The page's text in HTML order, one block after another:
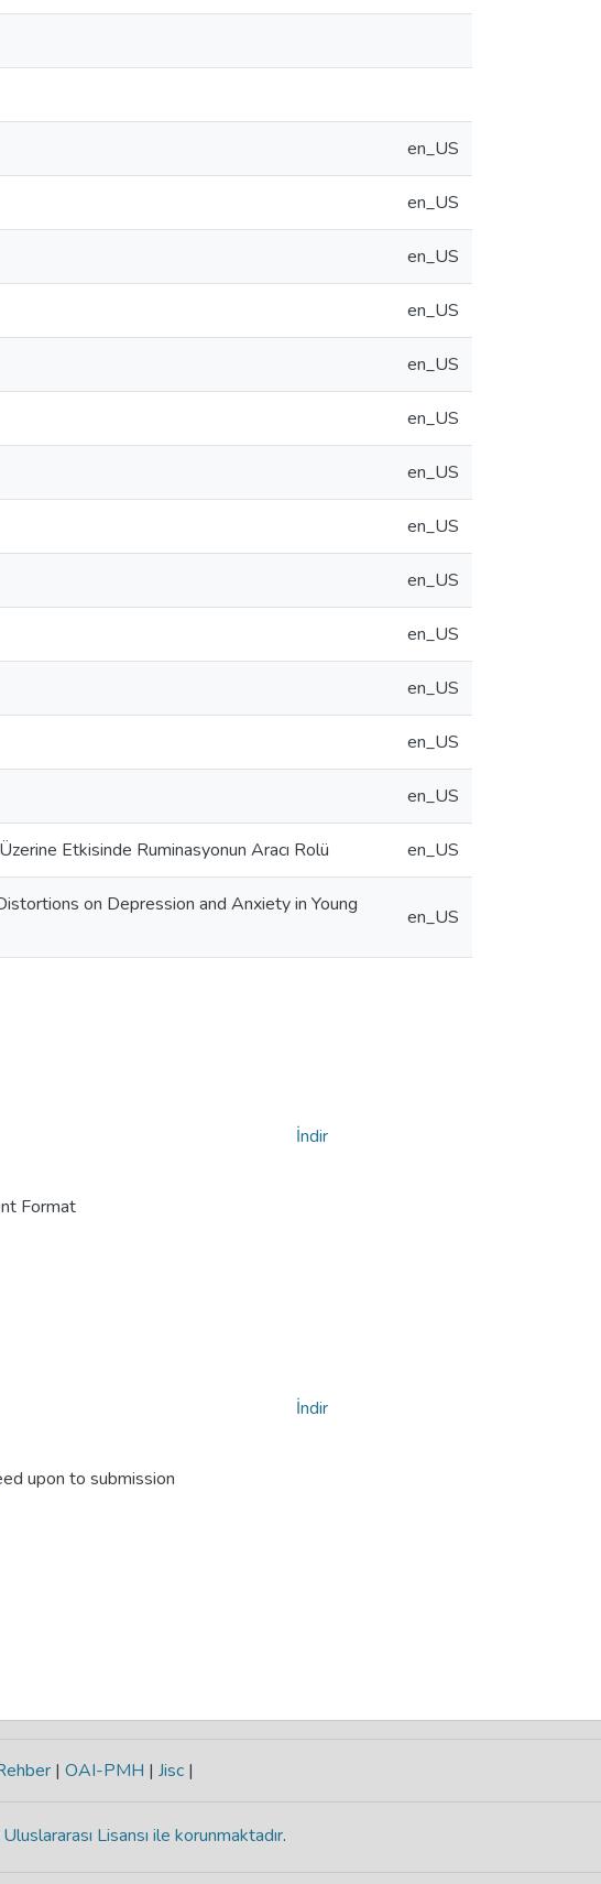
en_US
en_US
en_US
en_US
en_US
en_US
en_US
en_US
en_US
en_US
en_US
en_US
en_US
Etkisinde Ruminasyonun Aracı Rolü en_US
on Depression and Anxiety in Young
en_US
Format
İndir
upon to submission
İndir
| OAI-PMH | Jisc |
Lisansı ile korunmaktadır.